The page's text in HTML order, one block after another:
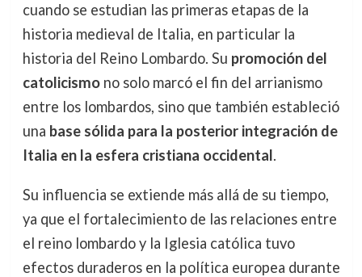
cuando se estudian las primeras etapas de la
historia medieval de Italia, en particular la
historia del Reino Lombardo. Su promoción del
catolicismono solo marcó el fin del arrianismo
entre los lombardos, sino que también estableció
una base sólida para la posterior integración de
Italia en la esfera cristiana occidental.
Su influencia se extiende más allá de su tiempo,
ya que el fortalecimiento de las relaciones entre
el reino lombardo y la Iglesia católica tuvo
efectos duraderos en la política europea durante